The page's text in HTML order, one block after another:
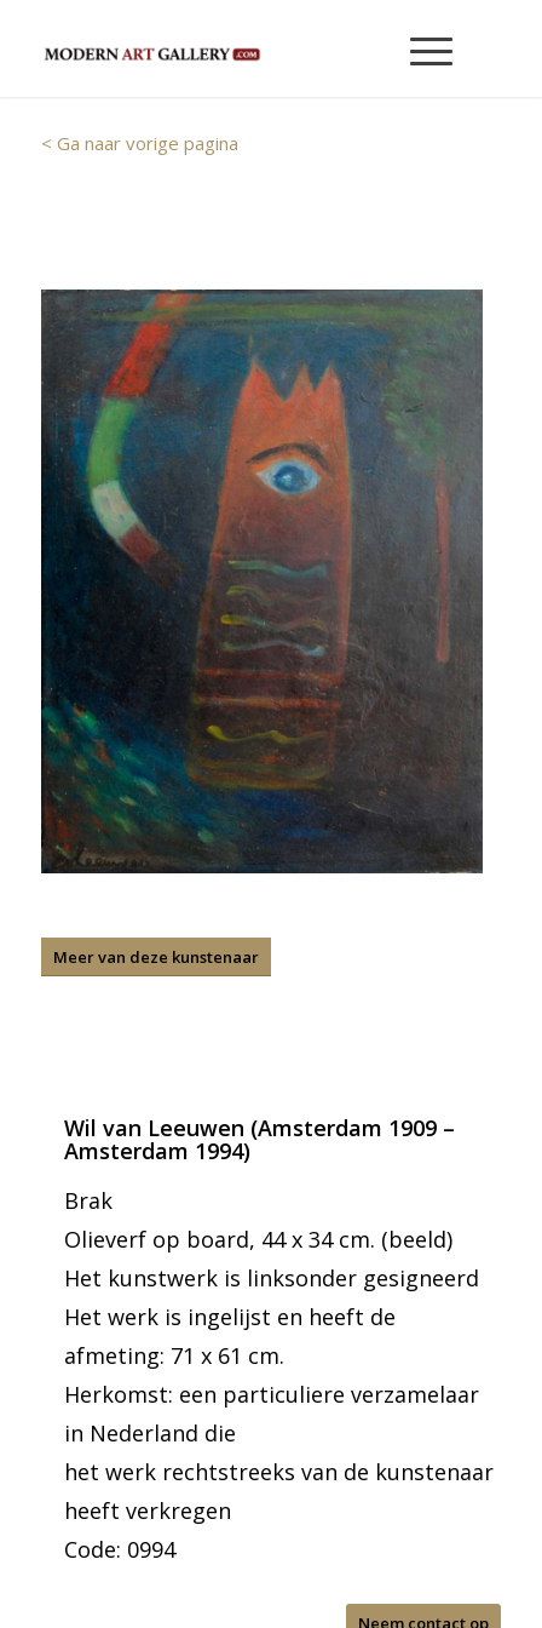
< Ga naar vorige pagina
Meer van deze kunstenaar
Wil van Leeuwen (Amsterdam 1909 –
Amsterdam 1994)
Brak
Olieverf op board, 44 x 34 cm. (beeld)
Het kunstwerk is linksonder gesigneerd
Het werk is ingelijst en heeft de
afmeting: 71 x 61 cm.
Herkomst: een particuliere verzamelaar
in Nederland die
het werk rechtstreeks van de kunstenaar
heeft verkregen
Code: 0994
Neem contact op